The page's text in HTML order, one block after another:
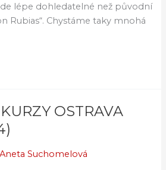
lépe dohledatelné než původní
Rubias“. Chystáme taky mnohá
OSTRAVA
Aneta Suchomelová